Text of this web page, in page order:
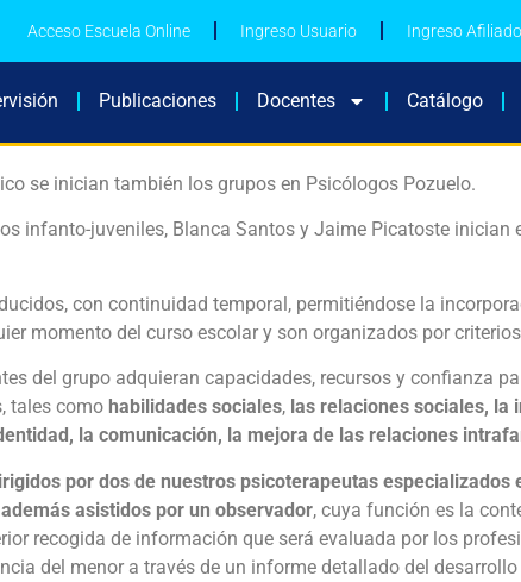
Acceso Escuela Online Ingreso Usuario Ingreso Afiliado
Publicaciones Docentes Catálogo
se inician también los grupos en Psicólogos Pozuelo.
infanto-juveniles, Blanca Santos y Jaime Picatoste inician
con continuidad temporal, permitiéndose la
momento del curso escolar y son organizados por
del grupo adquieran capacidades, recursos y confianza
tales como habilidades sociales, las relaciones sociales, la
la comunicación, la mejora de las relaciones
por dos de nuestros psicoterapeutas especializados
asistidos por un observador, cuya función es la
recogida de información que será evaluada por los
del menor a través de un informe detallado del desarrollo